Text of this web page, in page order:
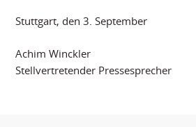
Stuttgart, den 3. September
Achim Winckler
Stellvertretender Pressesprecher